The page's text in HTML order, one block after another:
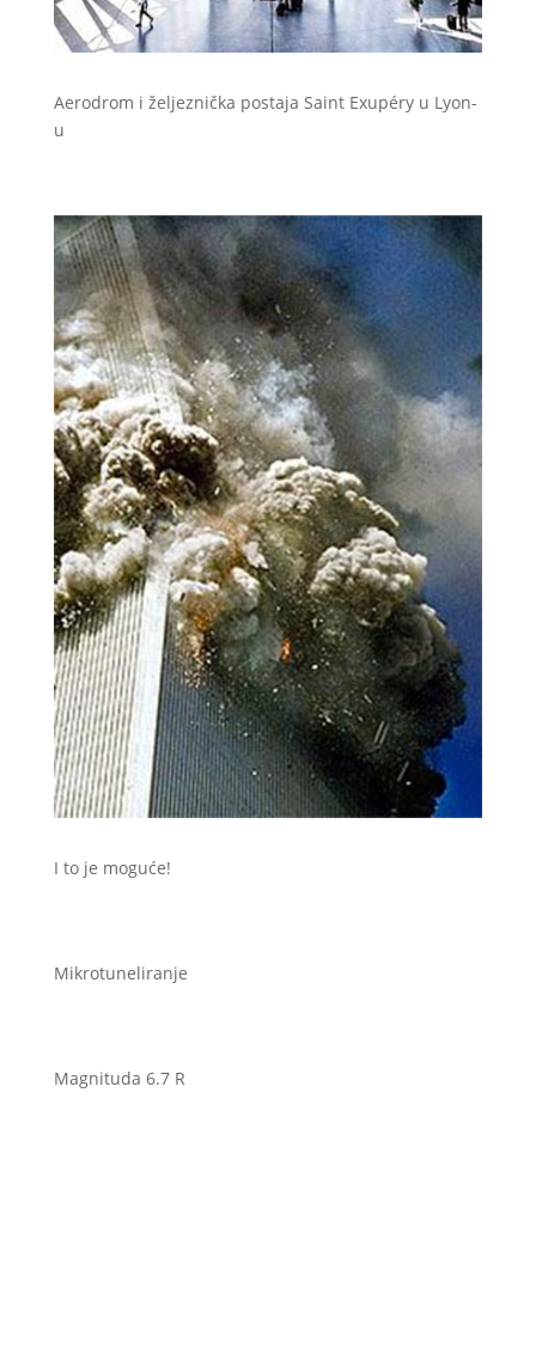
Aerodrom i željeznička postaja Saint Exupéry u Lyon-
u
I to je moguće!
Mikrotuneliranje
Magnituda 6.7 R